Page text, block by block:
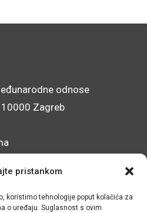
pristankom
koristimo tehnologije poput kolačića za
o uređaju. Suglasnost s ovim
odnose
10000 Zagreb
mrežnog sjedišta